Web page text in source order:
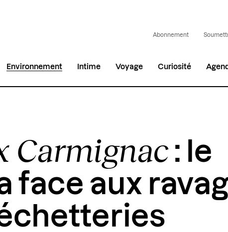
Abonnement
Environnement Intime Voyage Curiosité
Carmignac: le
face aux